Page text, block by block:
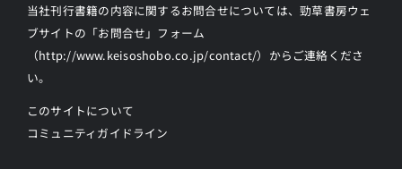
当社刊行書籍の内容に関するお問合せについては、勁草書房ウェ
ブサイトの 「お問合せ」フォーム
（http://www.keisoshobo.co.jp/contact/）からご連絡くださ
い。
このサイトについて
コミュニティガイドライン